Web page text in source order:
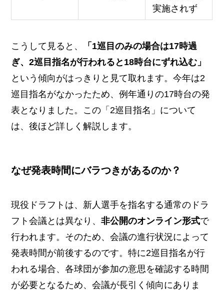
実施されず
こうして見ると、
「1巡目のみの場合は17時過
ぎ、2巡目指名が行われると18時台にずれ込む」
という傾向がはっきりと見て取れます。今年は2
巡目指名がなかったため、例年通りの17時台の発
表となりました。この「2巡目指名」について
は、後ほど詳しく解説します。
なぜ発表時間にバラつきがあるのか？
現役ドラフトは、新人選手を指名する通常のドラ
フト会議とは異なり、非公開のオンライン形式で
行われます。そのため、会議の進行状況によって
発表時間が前後するのです。特に2巡目指名が行
われる場合、各球団が参加の意思を確認する時間
が必要となるため、会議が長引く傾向にありま